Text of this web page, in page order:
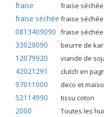
fraise fraise séchée
fraise séchée fraise séchée
0813409090 fraise séchée
33029090 beurre de
12079920 viande de
42021291 clutch en
97011000 deco et
52114990 tissu coton
2000 Toutes les huiles